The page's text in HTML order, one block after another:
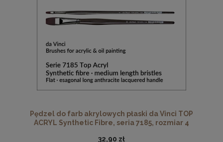
Pędzel do farb akrylowych płaski da Vinci TOP
ACRYL Synthetic Fibre, seria 7185, rozmiar 4
32,90 zł